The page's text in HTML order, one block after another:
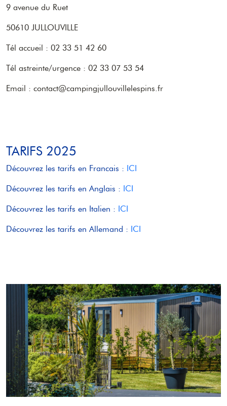
9 avenue du Ruet
50610 JULLOUVILLE
Tél accueil : 02 33 51 42 60
Tél astreinte/urgence : 02 33 07 53 54
Email : contact@campingjullouvillelespins.fr
TARIFS 2025
Découvrez les tarifs en Francais : ICI
Découvrez les tarifs en Anglais : ICI
Découvrez les tarifs en Italien : ICI
Découvrez les tarifs en Allemand : ICI